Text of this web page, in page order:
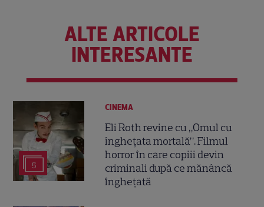
ALTE ARTICOLE
INTERESANTE
5
CINEMA
Eli Roth revine cu „Omul cu
înghețata mortală”. Filmul
horror în care copiii devin
criminali după ce mănâncă
înghețată